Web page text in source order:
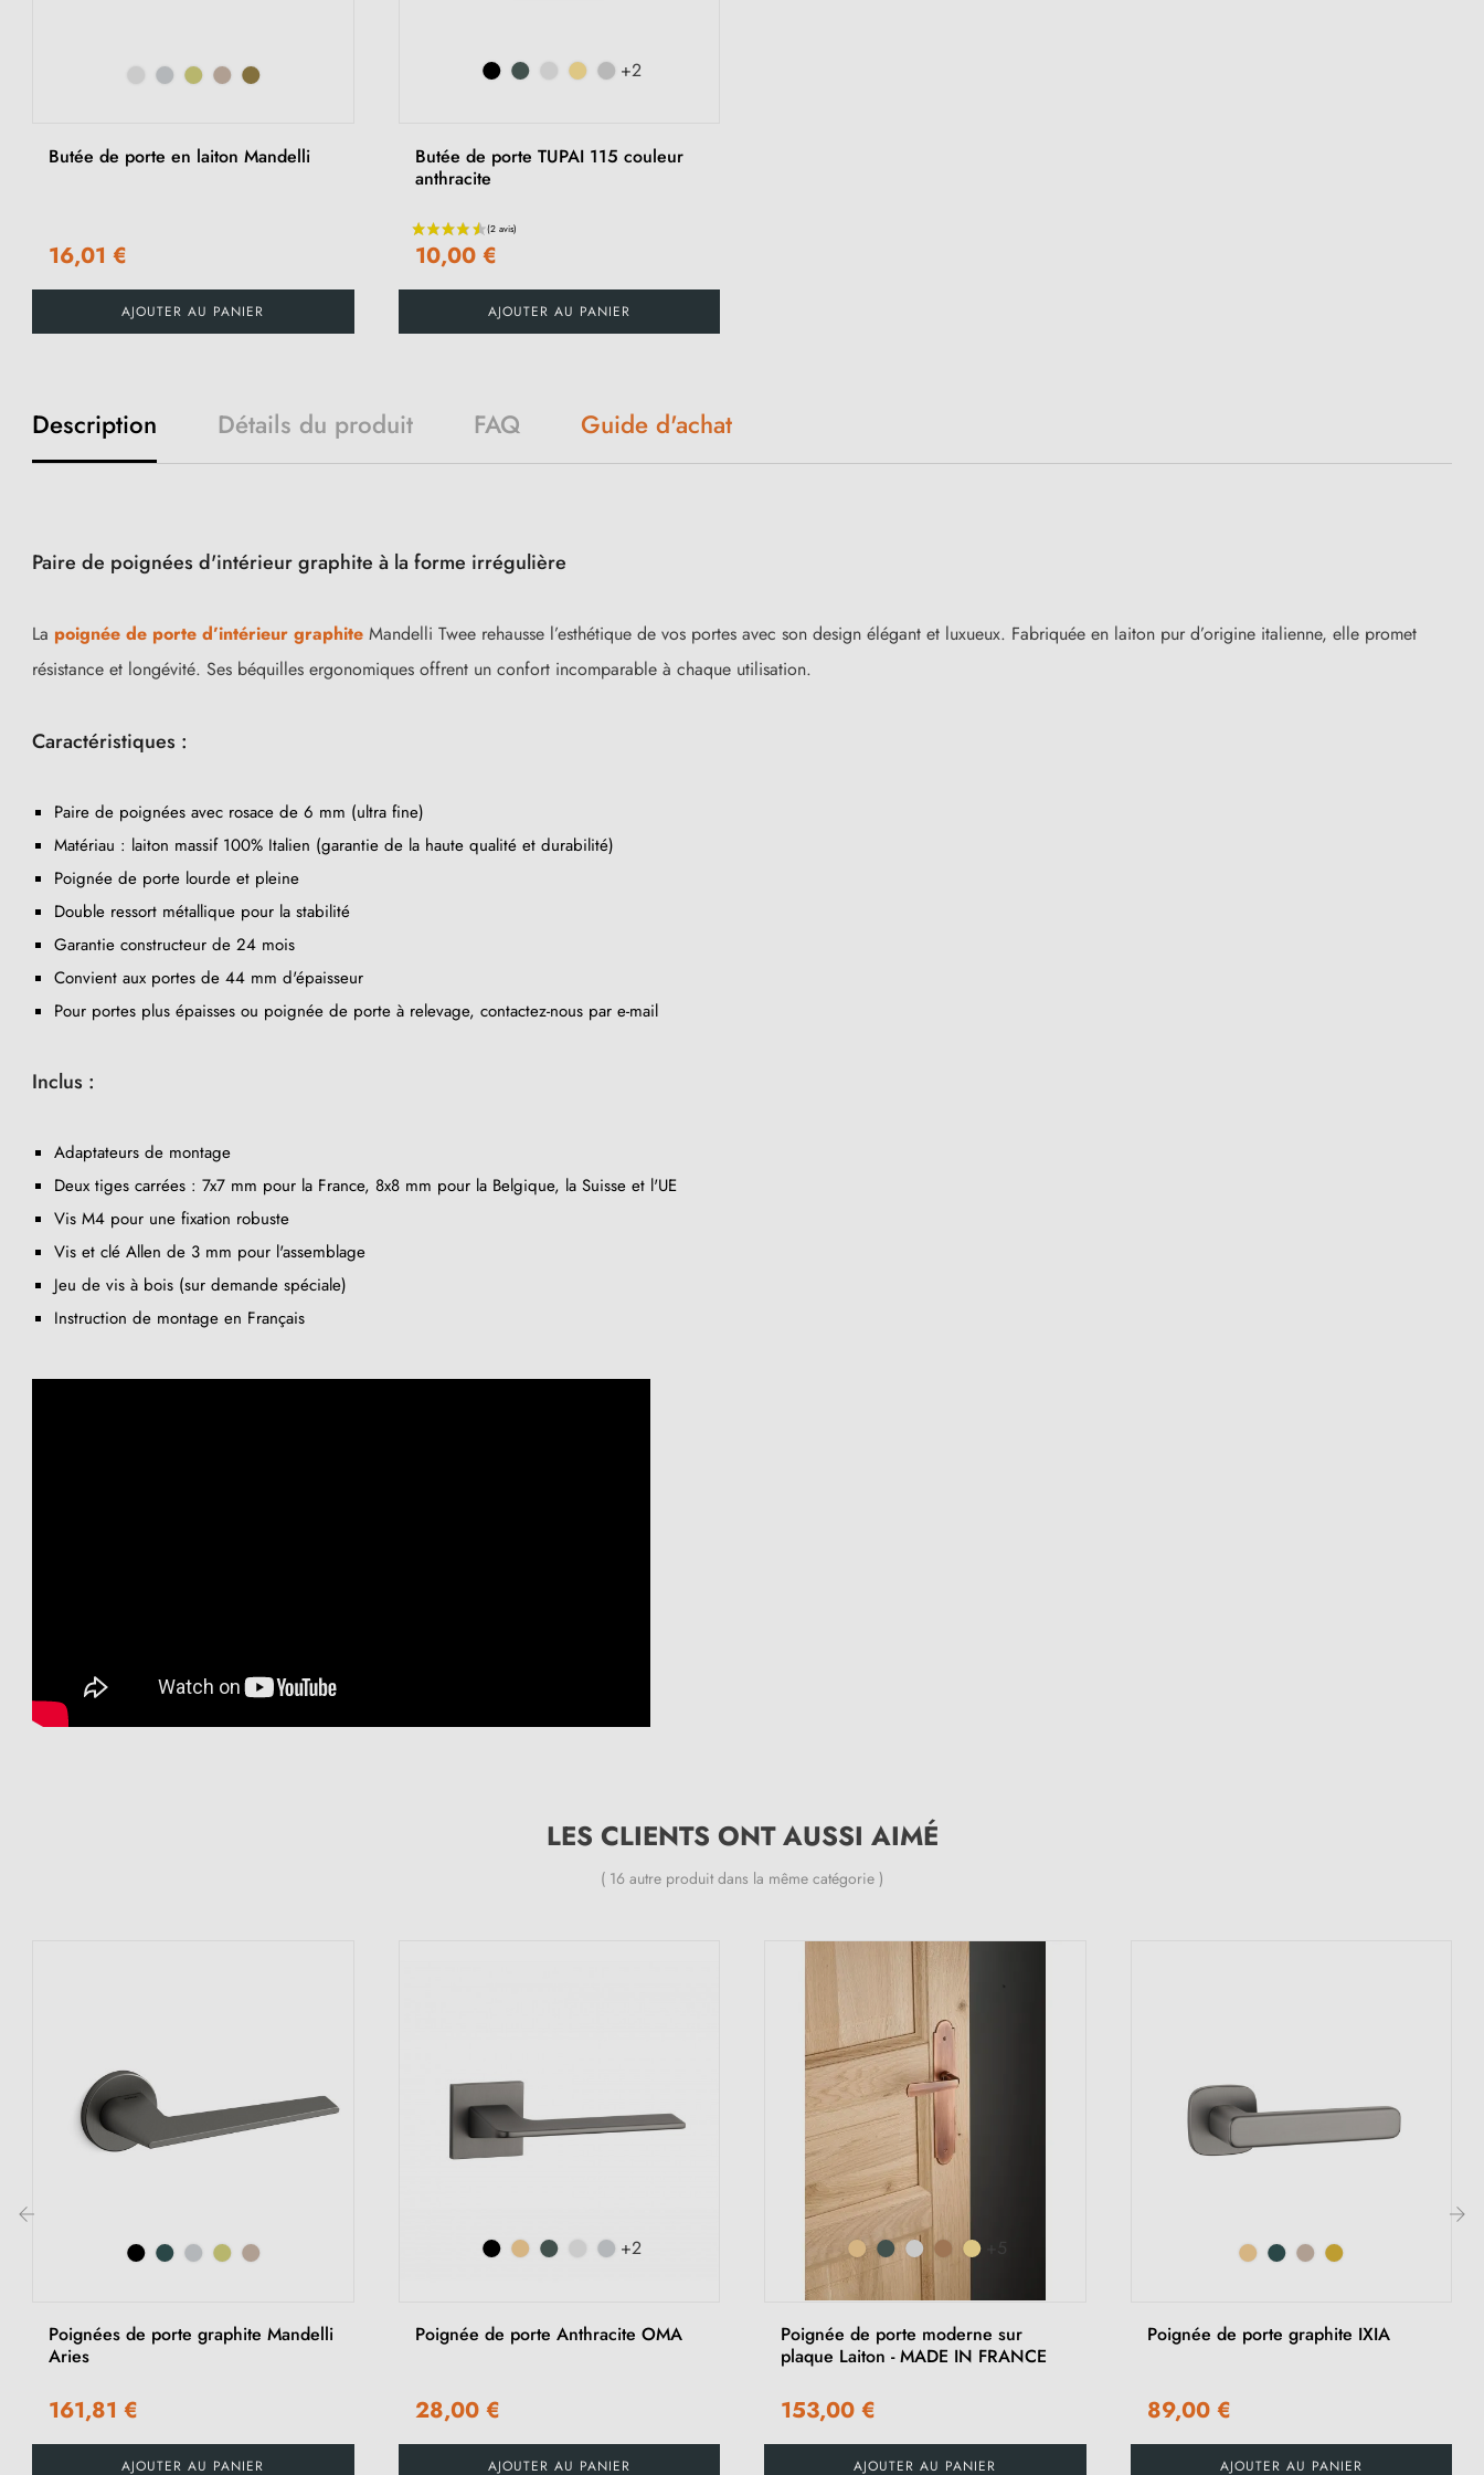
Butée de porte en laiton Mandelli
16,01 €
AJOUTER AU PANIER
+2
Butée de porte TUPAI 115 couleur
anthracite
10,00 €
AJOUTER AU PANIER
Description Détails du produit FAQ Guide d'achat
Paire de poignées d'intérieur graphite à la forme irrégulière
La poignée de porte d’intérieur graphite Mandelli Twee rehausse l’esthétique de vos portes avec son design élégant et luxueux. Fabriquée en laiton pur d’origine italienne, elle promet
résistance et longévité. Ses béquilles ergonomiques offrent un confort incomparable à chaque utilisation.
Caractéristiques :
Paire de poignées avec rosace de 6 mm (ultra fine)
Matériau : laiton massif 100% Italien (garantie de la haute qualité et durabilité)
Poignée de porte lourde et pleine
Double ressort métallique pour la stabilité
Garantie constructeur de 24 mois
Convient aux portes de 44 mm d'épaisseur
Pour portes plus épaisses ou poignée de porte à relevage, contactez-nous par e-mail
Inclus :
Adaptateurs de montage
Deux tiges carrées : 7x7 mm pour la France, 8x8 mm pour la Belgique, la Suisse et l'UE
Vis M4 pour une fixation robuste
Vis et clé Allen de 3 mm pour l'assemblage
Jeu de vis à bois (sur demande spéciale)
Instruction de montage en Français
LES CLIENTS ONT AUSSI AIMÉ
( 16 autre produit dans la même catégorie )
Poignées de porte graphite Mandelli
Aries
161,81 €
AJOUTER AU PANIER
+2
Poignée de porte Anthracite OMA
28,00 €
AJOUTER AU PANIER
+5
Poignée de porte moderne sur
plaque Laiton - MADE IN FRANCE
153,00 €
AJOUTER AU PANIER
Poignée de porte graphite IXIA
89,00 €
AJOUTER AU PANIER